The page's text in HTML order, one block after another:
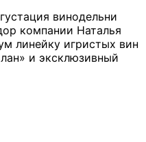
винодельни
компании Наталья
линейку игристых вин
и эксклюзивный